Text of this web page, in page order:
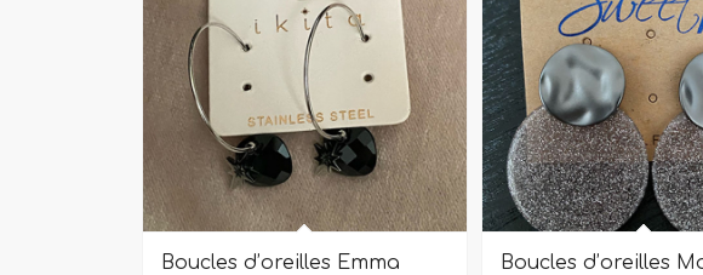
Boucles d’oreilles Emma Boucles d’oreilles